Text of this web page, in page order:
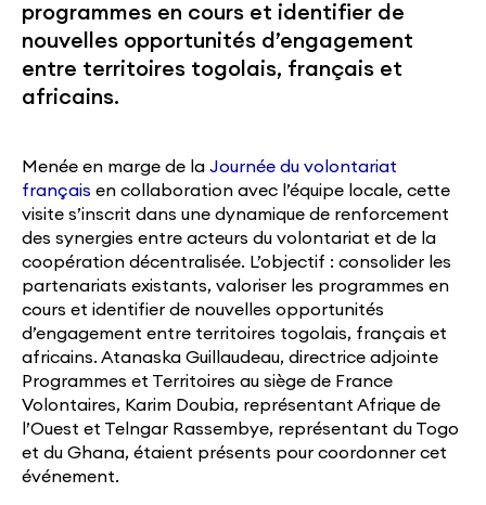
programmes en cours et identifier de
nouvelles opportunités d’engagement
entre territoires togolais, français et
africains.
Menée en marge de la Journée du volontariat
français en collaboration avec l’équipe locale, cette
visite s’inscrit dans une dynamique de renforcement
des synergies entre acteurs du volontariat et de la
coopération décentralisée. L’objectif : consolider les
partenariats existants, valoriser les programmes en
cours et identifier de nouvelles opportunités
d’engagement entre territoires togolais, français et
africains. Atanaska Guillaudeau, directrice adjointe
Programmes et Territoires au siège de France
Volontaires, Karim Doubia, représentant Afrique de
l’Ouest et Telngar Rassembye, représentant du Togo
et du Ghana, étaient présents pour coordonner cet
événement.